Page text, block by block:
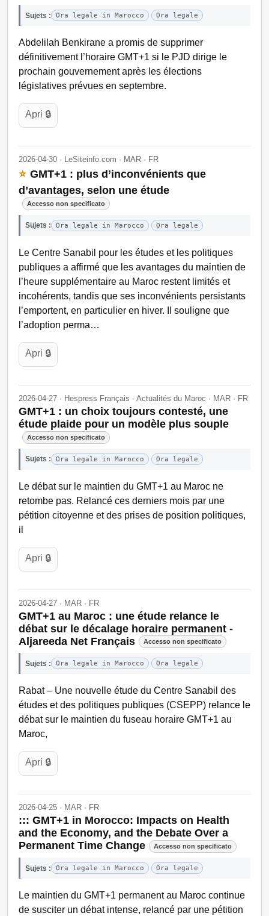
Sujets : Ora legale in Marocco Ora legale
Abdelilah Benkirane a promis de supprimer
définitivement l’horaire GMT+1 si le PJD dirige le
prochain gouvernement après les élections
législatives prévues en septembre.
Apri 🔒
2026-04-30 · LeSiteinfo.com · MAR · FR
⭐ GMT+1 : plus d’inconvénients que
d’avantages, selon une étude
Accesso non specificato
Sujets : Ora legale in Marocco Ora legale
Le Centre Sanabil pour les études et les politiques
publiques a affirmé que les avantages du maintien de
l’heure supplémentaire au Maroc restent limités et
incohérents, tandis que ses inconvénients persistants
l’emportent, en particulier en hiver. Il souligne que
l’adoption perma…
Apri 🔒
2026-04-27 · Hespress Français - Actualités du Maroc · MAR · FR
GMT+1 : un choix toujours contesté, une
étude plaide pour un modèle plus souple
Accesso non specificato
Sujets : Ora legale in Marocco Ora legale
Le débat sur le maintien du GMT+1 au Maroc ne
retombe pas. Relancé ces derniers mois par une
pétition citoyenne et des prises de position politiques,
il
Apri 🔒
2026-04-27 · MAR · FR
GMT+1 au Maroc : une étude relance le
débat sur le décalage horaire permanent -
Aljareeda Net Français
Accesso non specificato
Sujets : Ora legale in Marocco Ora legale
Rabat – Une nouvelle étude du Centre Sanabil des
études et des politiques publiques (CSEPP) relance le
débat sur le maintien du fuseau horaire GMT+1 au
Maroc,
Apri 🔒
2026-04-25 · MAR · FR
::: GMT+1 in Morocco: Impacts on Health
and the Economy, and the Debate Over a
Permanent Time Change
Accesso non specificato
Sujets : Ora legale in Marocco Ora legale
Le maintien du GMT+1 permanent au Maroc continue
de susciter un débat intense, relancé par une pétition